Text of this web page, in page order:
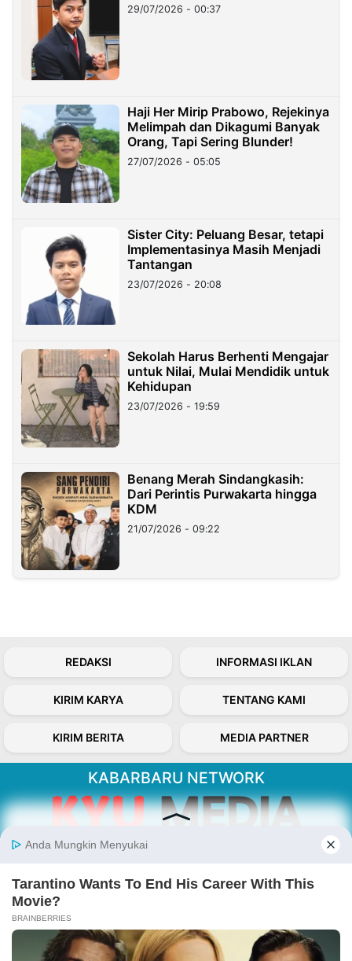
29/07/2026 - 00:37
Haji Her Mirip Prabowo, Rejekinya
Melimpah dan Dikagumi Banyak
Orang, Tapi Sering Blunder!
27/07/2026 - 05:05
Sister City: Peluang Besar, tetapi
Implementasinya Masih Menjadi
Tantangan
23/07/2026 - 20:08
Sekolah Harus Berhenti Mengajar
untuk Nilai, Mulai Mendidik untuk
Kehidupan
23/07/2026 - 19:59
Benang Merah Sindangkasih:
Dari Perintis Purwakarta hingga
KDM
21/07/2026 - 09:22
REDAKSI INFORMASI IKLAN
KIRIM KARYA TENTANG KAMI
KIRIM BERITA MEDIA PARTNER
KABARBARU NETWORK